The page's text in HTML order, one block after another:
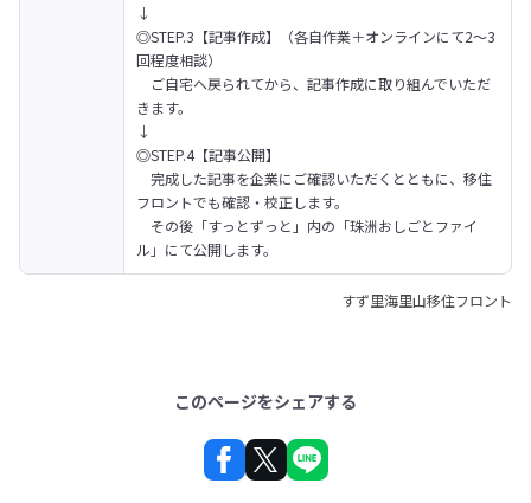
↓
◎STEP.3【記事作成】（各自作業＋オンラインにて2～3
回程度相談）
ご自宅へ戻られてから、記事作成に取り組んでいただ
きます。
↓
◎STEP.4【記事公開】
完成した記事を企業にご確認いただくとともに、移住
フロントでも確認・校正します。
その後「すっとずっと」内の「珠洲おしごとファイ
ル」にて公開します。
すず里海里山移住フロント
このページをシェアする